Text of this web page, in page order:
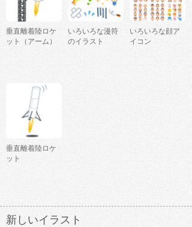
垂直離着陸ロケ
ット（アーム）
いろいろな漫符
のイラスト
いろいろな顔ア
イコン
垂直離着陸ロケ
ット
新しいイラスト